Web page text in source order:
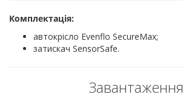
Комплектація:
автокрісло Evenflo SecureMax;
затискач SensorSafe.
Завантаження